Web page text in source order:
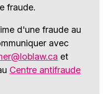
fraude.
d'une fraude au
avec
et
Centre antifraude